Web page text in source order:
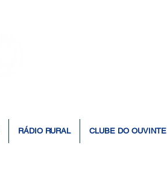
RÁDIO RURAL CLUBE DO OUVINTE